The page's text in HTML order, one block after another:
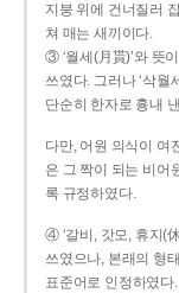
지붕 위에 건너질러
쳐 매는 새끼이다.
③ ‘월세(月貰)’와 뜻
쓰였다. 그러나 ‘삭월
단순히 한자로 흉내
다만, 어원 의식이 여
은 그 짝이 되는 비어
록 규정하였다.
④ ‘갈비, 갓모, 휴지(
쓰였으나, 본래의 형
표준어로 인정하였다